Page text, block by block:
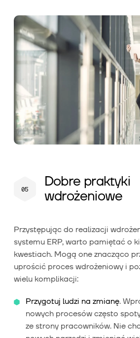
Dobre praktyki
wdrożeniowe
Przystępując do realizacji
systemu ERP, warto pamiętać o
kwestiach. Mogą one znacząco
uprościć proces wdrożeniowy i
wielu komplikacji:
Przygotuj ludzi na zmianę.
nowych procesów często
ze strony pracowników. Nie